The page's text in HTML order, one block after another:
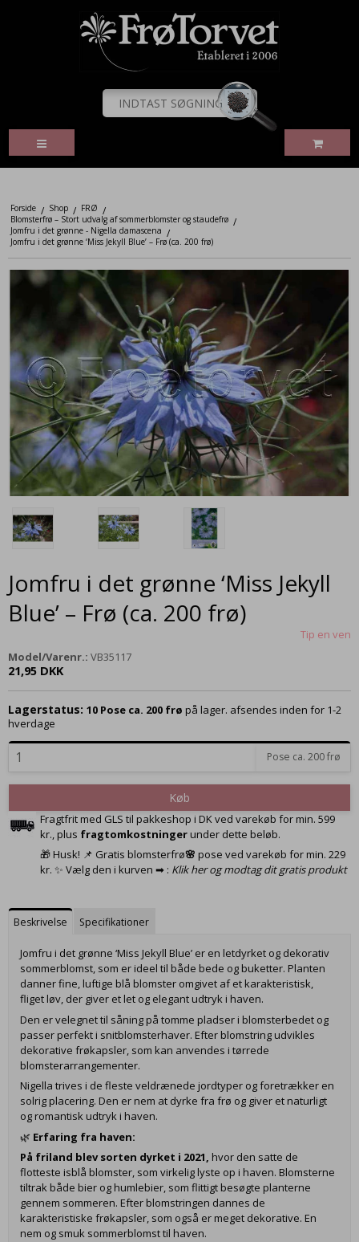
Forside / Shop / FRØ /
Blomsterfrø – Stort udvalg af sommerblomster og staudefrø /
Jomfru i det grønne - Nigella damascena /
Jomfru i det grønne ‘Miss Jekyll Blue’ – Frø (ca. 200 frø)
Jomfru i det grønne ‘Miss Jekyll
Blue’ – Frø (ca. 200 frø)
Tip en ven
Model/Varenr.: VB35117
21,95 DKK
Lagerstatus: 10 Pose ca. 200 frø på lager. afsendes inden for 1-2
hverdage
Pose ca. 200 frø
Køb
Fragtfrit med GLS til pakkeshop i DK ved varekøb for min. 599
kr., plus fragtomkostningerunder dette beløb.
🎁 Husk! 📌 Gratis blomsterfrø🌸 pose ved varekøb for min. 229
kr. ✨ Vælg den i kurven ➡ : Klik her og modtag dit gratis produkt
Beskrivelse Specifikationer
Jomfru i det grønne ‘Miss Jekyll Blue’ er en letdyrket og dekorativ
sommerblomst, som er ideel til både bede og buketter. Planten
danner fine, luftige blå blomster omgivet af et karakteristisk,
fliget løv, der giver et let og elegant udtryk i haven.
Den er velegnet til såning på tomme pladser i blomsterbedet og
passer perfekt i snitblomsterhaver. Efter blomstring udvikles
dekorative frøkapsler, som kan anvendes i tørrede
blomsterarrangementer.
Nigella trives i de fleste veldrænede jordtyper og foretrækker en
solrig placering. Den er nem at dyrke fra frø og giver et naturligt
og romantisk udtryk i haven.
🌿 Erfaring fra haven:
På friland blev sorten dyrket i 2021, hvor den satte de
flotteste isblå blomster, som virkelig lyste op i haven. Blomsterne
tiltrak både bier og humlebier, som flittigt besøgte planterne
gennem sommeren. Efter blomstringen dannes de
karakteristiske frøkapsler, som også er meget dekorative. En
nem og smuk sommerblomst til haven.